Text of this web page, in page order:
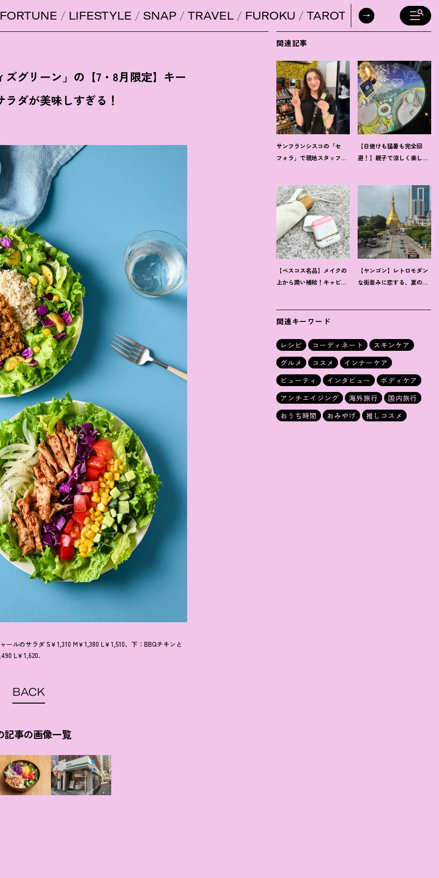
FORTUNE LIFESTYLE SNAP TRAVEL FUROKU TAROT DAILY
グリーン」の【7・8月限定】キー
ラダが美味しすぎる ！
ルのサラダ S￥1,310 M￥1,380 L￥1,510、下：BBQチキンと
L￥1,620、
BACK
記事の画像一覧
関連記事
サンフランシスコの「セ
フォラ」で現地スタッフを
【日焼けも猛暑も完全回
避 ！ 】親子で涼しく楽しめ
【ベスコス名品】メイクの
上から潤い補給 ！ キャビア
【ヤンゴン】レトロモダン
な街並みに恋する、夏の大
関連キーワード
レシピ コーディネート
スキンケア
グルメ
コスメ
インナーケア
ビューティ
インタビュー
ボディケア
アンチエイジング
海外旅行
国内旅行
おうち時間
おみやげ 推しコスメ